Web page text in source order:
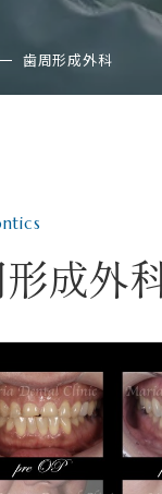
歯周形成外科
成外